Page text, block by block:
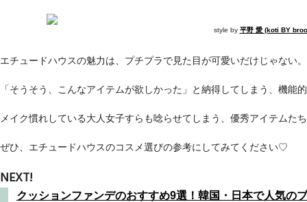
style by 平野 愛 (koti BY
エチュードハウスの魅力は、プチプラで見た目が可愛いだけじゃない。
「そうそう、こんなアイテムが欲しかった」と納得してしまう、機能
メイク慣れしている大人女子すらも唸らせてしまう、優秀アイテムた
ぜひ、エチュードハウスのコスメ選びの参考にしてみてください♡
NEXT!
クッションファンデのおすすめ9選！韓国・日本で人気の